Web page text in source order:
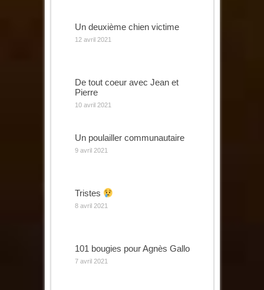
Un deuxième chien victime
12 avril 2021
De tout coeur avec Jean et
Pierre
10 avril 2021
Un poulailler communautaire
9 avril 2021
Tristes
8 avril 2021
101 bougies pour Agnès Gallo
7 avril 2021